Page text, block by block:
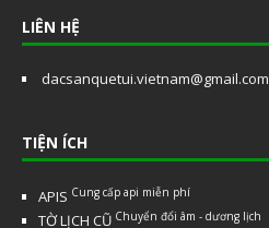
LIÊN HỆ
dacsanquetui.vietnam@gmail.com
TIỆN ÍCH
APIS Cung cấp api miễn phí
TỜ LỊCH CŨ Chuyển đổi âm - dương lịch